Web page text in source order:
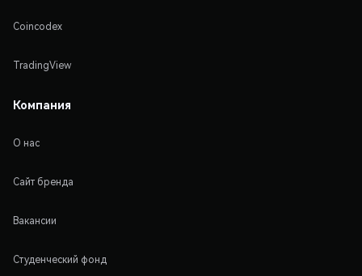
Coincodex
TradingView
Компания
О нас
Сайт бренда
Вакансии
Студенческий фонд